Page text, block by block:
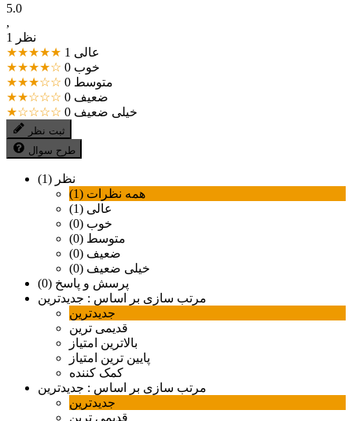
5.0
,
1 نظر
★★★★★
عالی 1
★★★★☆
خوب 0
★★★☆☆
متوسط 0
★★☆☆☆
ضعیف 0
★☆☆☆☆
خیلی ضعیف 0
ثبت نظر
طرح سوال
نظر (1)
همه نظرات (1)
عالی (1)
خوب (0)
متوسط (0)
ضعیف (0)
خیلی ضعیف (0)
پرسش و پاسخ (0)
مرتب سازی بر اساس : جدیدترین
جدیدترین
قدیمی ترین
بالاترین امتیاز
پایین ترین امتیاز
کمک کننده
مرتب سازی بر اساس : جدیدترین
جدیدترین
قدیمی ترین